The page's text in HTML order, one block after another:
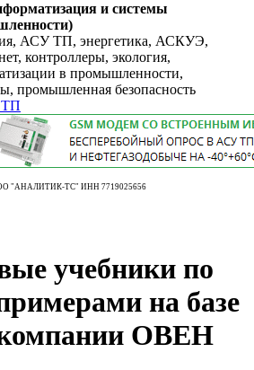
и системы
АСУ ТП, энергетика, АСКУЭ,
контроллеры, экология,
в промышленности,
промышленная безопасность
ТП
"АНАЛИТИК-ТС" ИНН 7719025656
учебники по
на базе
компании ОВЕН